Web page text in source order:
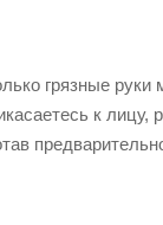
грязные
к